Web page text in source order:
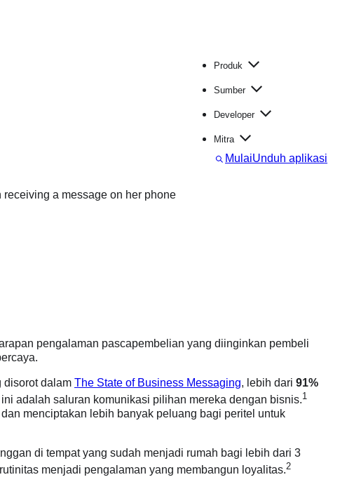
Produk
Sumber
Developer
Mitra
C
MulaiUnduh aplikasi
pengalaman pascapembelian yang diinginkan pembeli
disorot dalam The State of Business Messaging, lebih dari 91%
adalah saluran komunikasi pilihan mereka dengan bisnis.1
menciptakan lebih banyak peluang bagi peritel untuk
di tempat yang sudah menjadi rumah bagi lebih dari 3
menjadi pengalaman yang membangun loyalitas.2